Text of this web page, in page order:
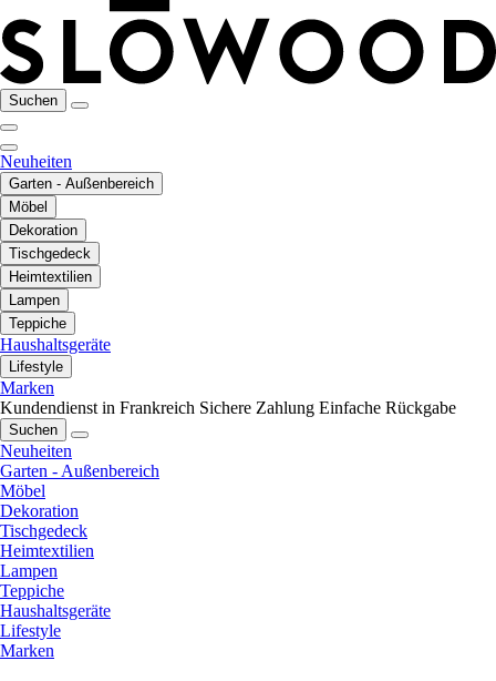
Suchen
Neuheiten
Garten - Außenbereich
Möbel
Dekoration
Tischgedeck
Heimtextilien
Lampen
Teppiche
Haushaltsgeräte
Lifestyle
Marken
Kundendienst in Frankreich Sichere Zahlung Einfache Rückgabe
Suchen
Neuheiten
Garten - Außenbereich
Möbel
Dekoration
Tischgedeck
Heimtextilien
Lampen
Teppiche
Haushaltsgeräte
Lifestyle
Marken